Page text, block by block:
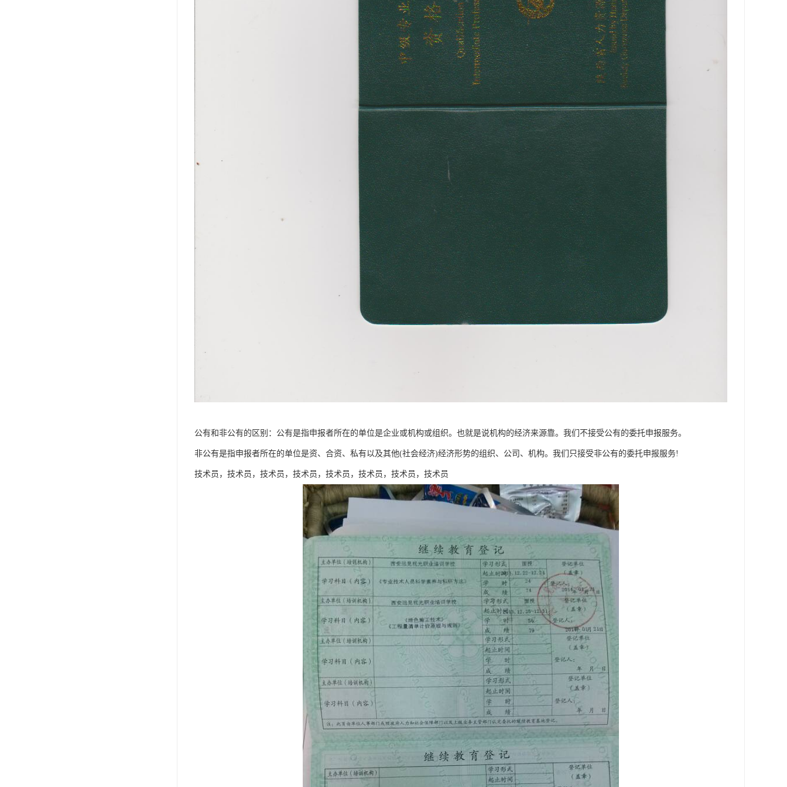
公有和非公有的区别：公有是指申报者所在的单位是企业或机构或组织。也就是说机构的经济来源靠。我们不接受公有的委托申报服务。
非公有是指申报者所在的单位是资、合资、私有以及其他(社会经济)经济形势的组织、公司、机构。我们只接受非公有的委托申报服务!
技术员，技术员，技术员，技术员，技术员，技术员，技术员，技术员